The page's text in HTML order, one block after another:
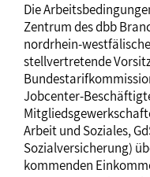
Die
Zentrum des dbb
nordrhein-
stellvertretende
Jobcenter-
Arbeit und Soziales,
Sozialversicherung)
kommenden